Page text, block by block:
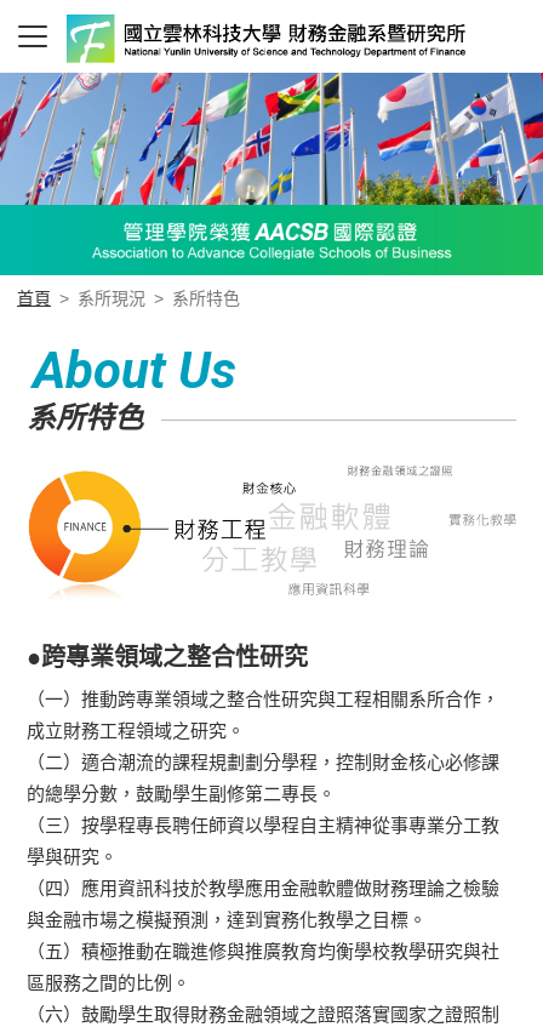
首頁 > 系所現況 > 系所特色
About Us
系所特色
●跨專業領域之整合性研究
（一）推動跨專業領域之整合性研究與工程相關系所合作，
成立財務工程領域之研究。
（二）適合潮流的課程規劃劃分學程，控制財金核心必修課
的總學分數，鼓勵學生副修第二專長。
（三）按學程專長聘任師資以學程自主精神從事專業分工教
學與研究。
（四）應用資訊科技於教學應用金融軟體做財務理論之檢驗
與金融市場之模擬預測，達到實務化教學之目標。
（五）積極推動在職進修與推廣教育均衡學校教學研究與社
區服務之間的比例。
（六）鼓勵學生取得財務金融領域之證照落實國家之證照制